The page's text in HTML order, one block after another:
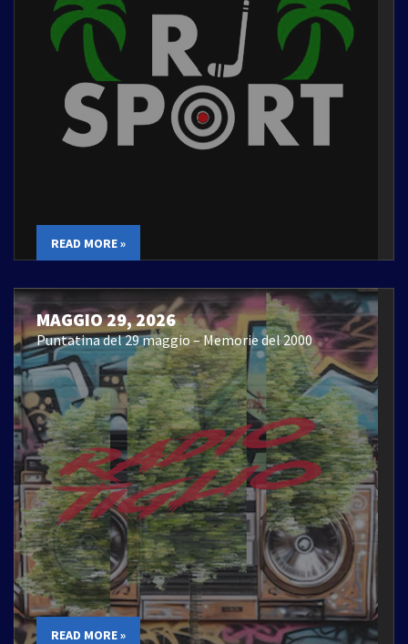
READ MORE »
MAGGIO 29, 2026
Puntatina del 29 maggio – Memorie del 2000
READ MORE »